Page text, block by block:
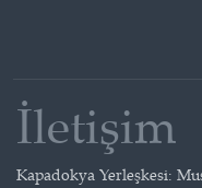
İletişim
Kapadokya Yerleşkesi: